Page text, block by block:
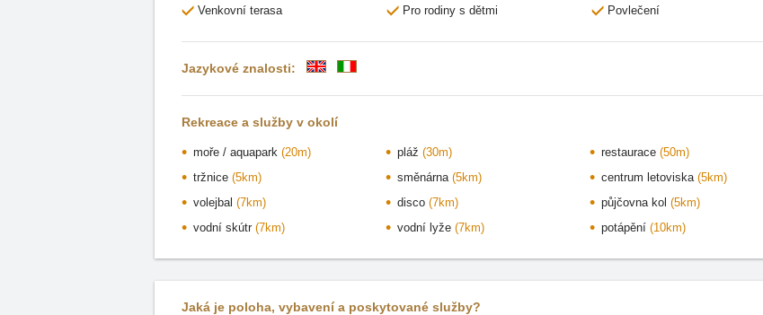
Venkovní terasa
Pro rodiny s dětmi Povlečení
Jazykové znalosti:
Rekreace a služby v okolí
moře / aquapark (20m) pláž (30m) restaurace (50m)
tržnice (5km) směnárna (5km) centrum letoviska (5km)
volejbal (7km) disco (7km) půjčovna kol (5km)
vodní skútr (7km) vodní lyže (7km) potápění (10km)
Jaká je poloha, vybavení a poskytované služby?